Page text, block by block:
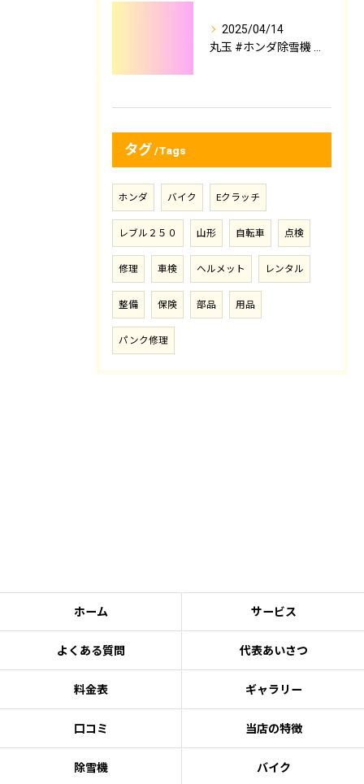
2025/04/14
タグ Tags
ホンダ バイク Eクラッチ
レブル２５０ 山形 自転車 点検
修理 車検 ヘルメット レンタル
整備 保険 部品 用品
パンク修理
ホーム サービス
よくある質問 代表あいさつ
料金表 ギャラリー
口コミ 当店の特徴
除雪機 バイク